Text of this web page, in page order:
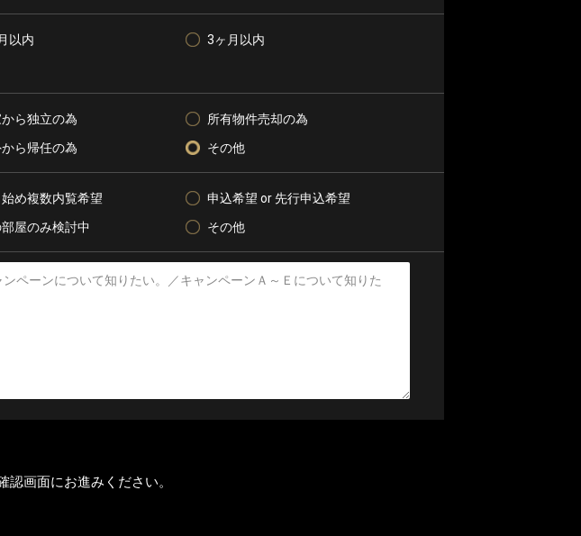
以内
3ヶ月以内
ら独立の為
所有物件売却の為
ら帰任の為 その他
め複数内覧希望
申込希望 or 先行申込希望
部屋のみ検討中 その他
認画面にお進みください。